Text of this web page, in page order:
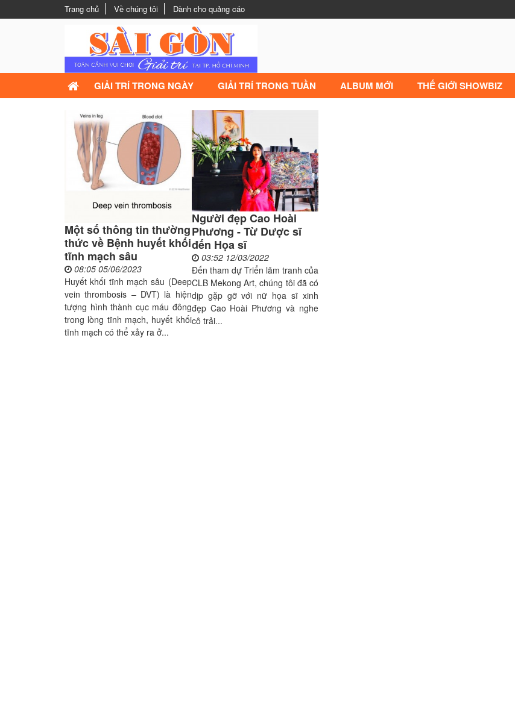
Trang chủ Về chúng tôi Dành cho quảng cáo
GIẢI TRÍ TRONG NGÀY GIẢI TRÍ TRONG TUẦN ALBUM MỚI THẾ GIỚI SHOWBIZ
Một số thông tin thường
thức về Bệnh huyết khối
tĩnh mạch sâu
08:05 05/06/2023
Huyết khối tĩnh mạch sâu (Deep
vein thrombosis – DVT) là hiện
tượng hình thành cục máu đông
trong lòng tĩnh mạch, huyết khối
tĩnh mạch có thể xảy ra ở...
Người đẹp Cao Hoài
Phương - Từ Dược sĩ
đến Họa sĩ
03:52 12/03/2022
Đến tham dự Triển lãm tranh của
CLB Mekong Art, chúng tôi đã có
dịp gặp gỡ với nữ họa sĩ xinh
đẹp Cao Hoài Phương và nghe
cô trải...